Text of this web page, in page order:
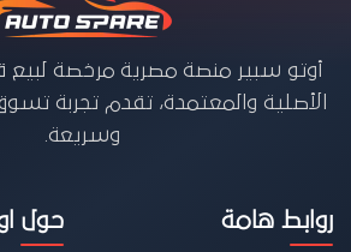
أوتو سبير منصة مصرية مرخصة لبيع
الأصلية والمعتمدة، تقدم تجربة
وسريعة.
روابط هامة حول